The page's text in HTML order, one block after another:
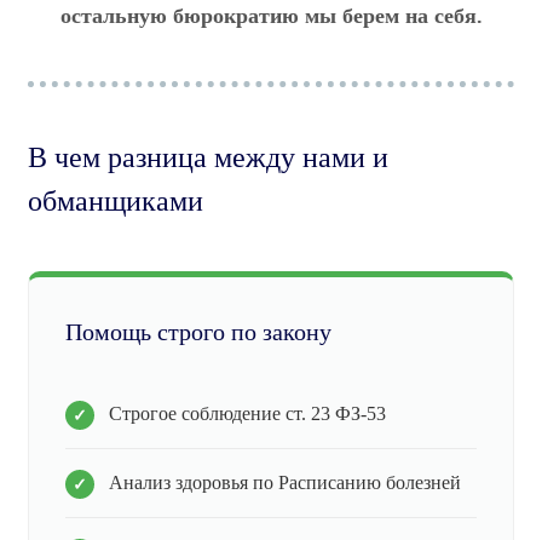
остальную бюрократию мы берем на себя.
В чем разница между нами и
обманщиками
Помощь строго по закону
Строгое соблюдение ст. 23 ФЗ-53
Анализ здоровья по Расписанию болезней